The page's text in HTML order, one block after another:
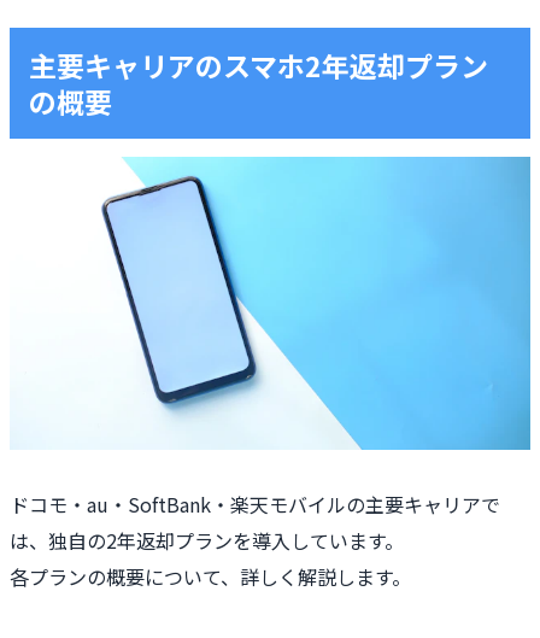
主要キャリアのスマホ2年返却プラン
の概要
ドコモ・au・SoftBank・楽天モバイルの主要キャリアで
は、独自の2年返却プランを導入しています。
各プランの概要について、詳しく解説します。